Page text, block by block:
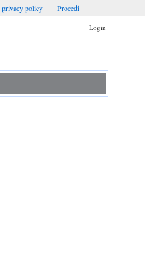
Login
privacy policy Procedi